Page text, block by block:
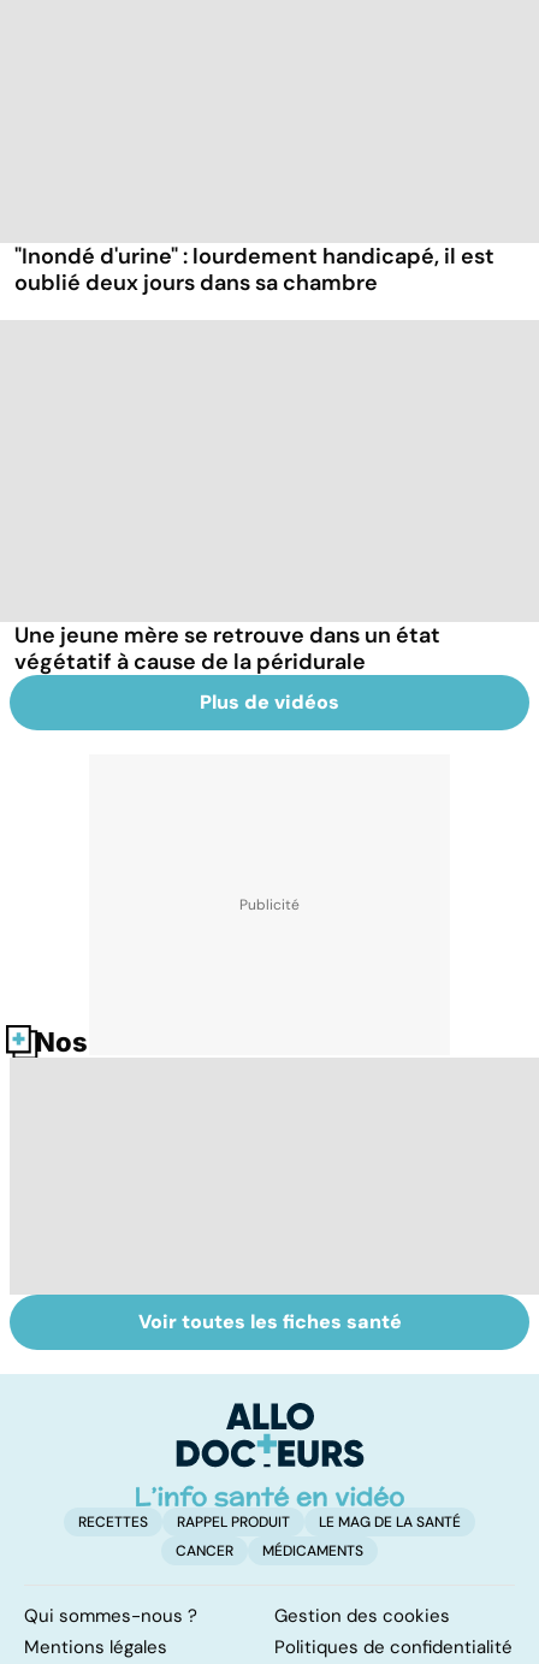
"Inondé d'urine" : lourdement handicapé, il est
oublié deux jours dans sa chambre
Une jeune mère se retrouve dans un état
végétatif à cause de la péridurale
Plus de vidéos
Nos fiches santé
Comment
maîtriser le
Accident
vasculaire
également
touché
Voir toutes les fiches santé
RECETTES RAPPEL PRODUIT
LE MAG DE LA SANTÉ
CANCER
MÉDICAMENTS
Qui sommes-nous ?
Gestion des cookies
Mentions légales
Politiques de confidentialité